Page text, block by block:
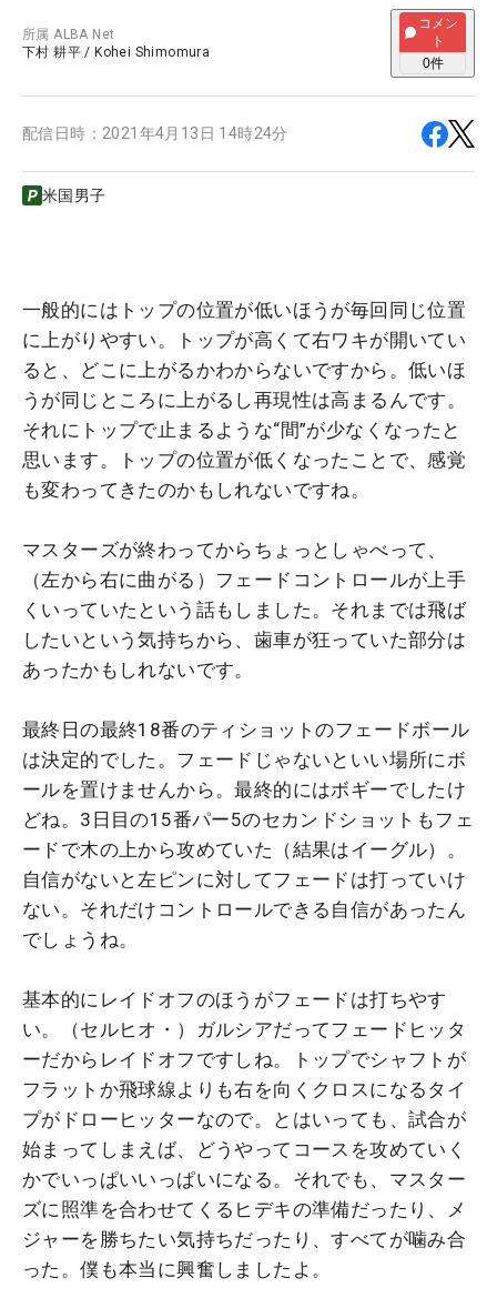
所属ALBA Net
下村 耕平 / Kohei Shimomura
コメン
ト
0件
配信日時： 2021年4月13日 14時24分
米国男子
一般的にはトップの位置が低いほうが毎回同じ位置
に上がりやすい。トップが高くて右ワキが開いてい
ると、どこに上がるかわからないですから。低いほ
うが同じところに上がるし再現性は高まるんです。
それにトップで止まるような“間”が少なくなったと
思います。トップの位置が低くなったことで、感覚
も変わってきたのかもしれないですね。
マスターズが終わってからちょっとしゃべって、
（左から右に曲がる）フェードコントロールが上手
くいっていたという話もしました。それまでは飛ば
したいという気持ちから、歯車が狂っていた部分は
あったかもしれないです。
最終日の最終18番のティショットのフェードボール
は決定的でした。フェードじゃないといい場所にボ
ールを置けませんから。最終的にはボギーでしたけ
どね。3日目の15番パー5のセカンドショットもフェ
ードで木の上から攻めていた（結果はイーグル）。
自信がないと左ピンに対してフェードは打っていけ
ない。それだけコントロールできる自信があったん
でしょうね。
基本的にレイドオフのほうがフェードは打ちやす
い。（セルヒオ・）ガルシアだってフェードヒッタ
ーだからレイドオフですしね。トップでシャフトが
フラットか飛球線よりも右を向くクロスになるタイ
プがドローヒッターなので。とはいっても、試合が
始まってしまえば、どうやってコースを攻めていく
かでいっぱいいっぱいになる。それでも、マスター
ズに照準を合わせてくるヒデキの準備だったり、メ
ジャーを勝ちたい気持ちだったり、すべてが噛み合
った。僕も本当に興奮しましたよ。